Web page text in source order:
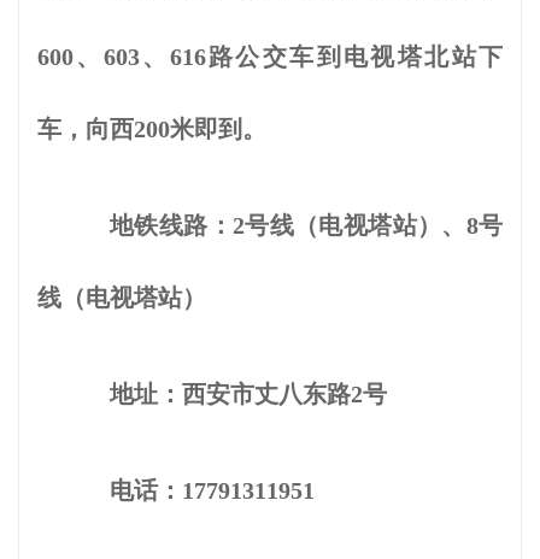
600、603、616路公交车到电视塔北站下
车，向西200米即到。
地铁线路：2号线（电视塔站）、8号
线（电视塔站）
地址：西安市丈八东路2号
电话：17791311951